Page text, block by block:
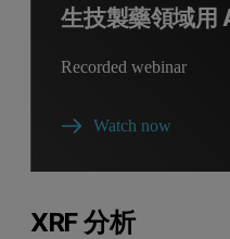
生技製藥領域用
Recorded webinar
Watch now
XRF 分析